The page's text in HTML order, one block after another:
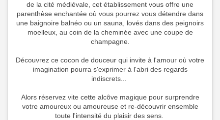
de la cité médiévale, cet établissement vous offre une
parenthèse enchantée où vous pourrez vous détendre dans
une baignoire balnéo ou un sauna, lovés dans des peignoirs
moelleux, au coin de la cheminée avec une coupe de
champagne.
Découvrez ce cocon de douceur qui invite à l'amour où votre
imagination pourra s'exprimer à l'abri des regards
indiscrets...
Alors réservez vite cette alcôve magique pour surprendre
votre amoureux ou amoureuse et re-découvrir ensemble
toute l'intensité du plaisir des sens.